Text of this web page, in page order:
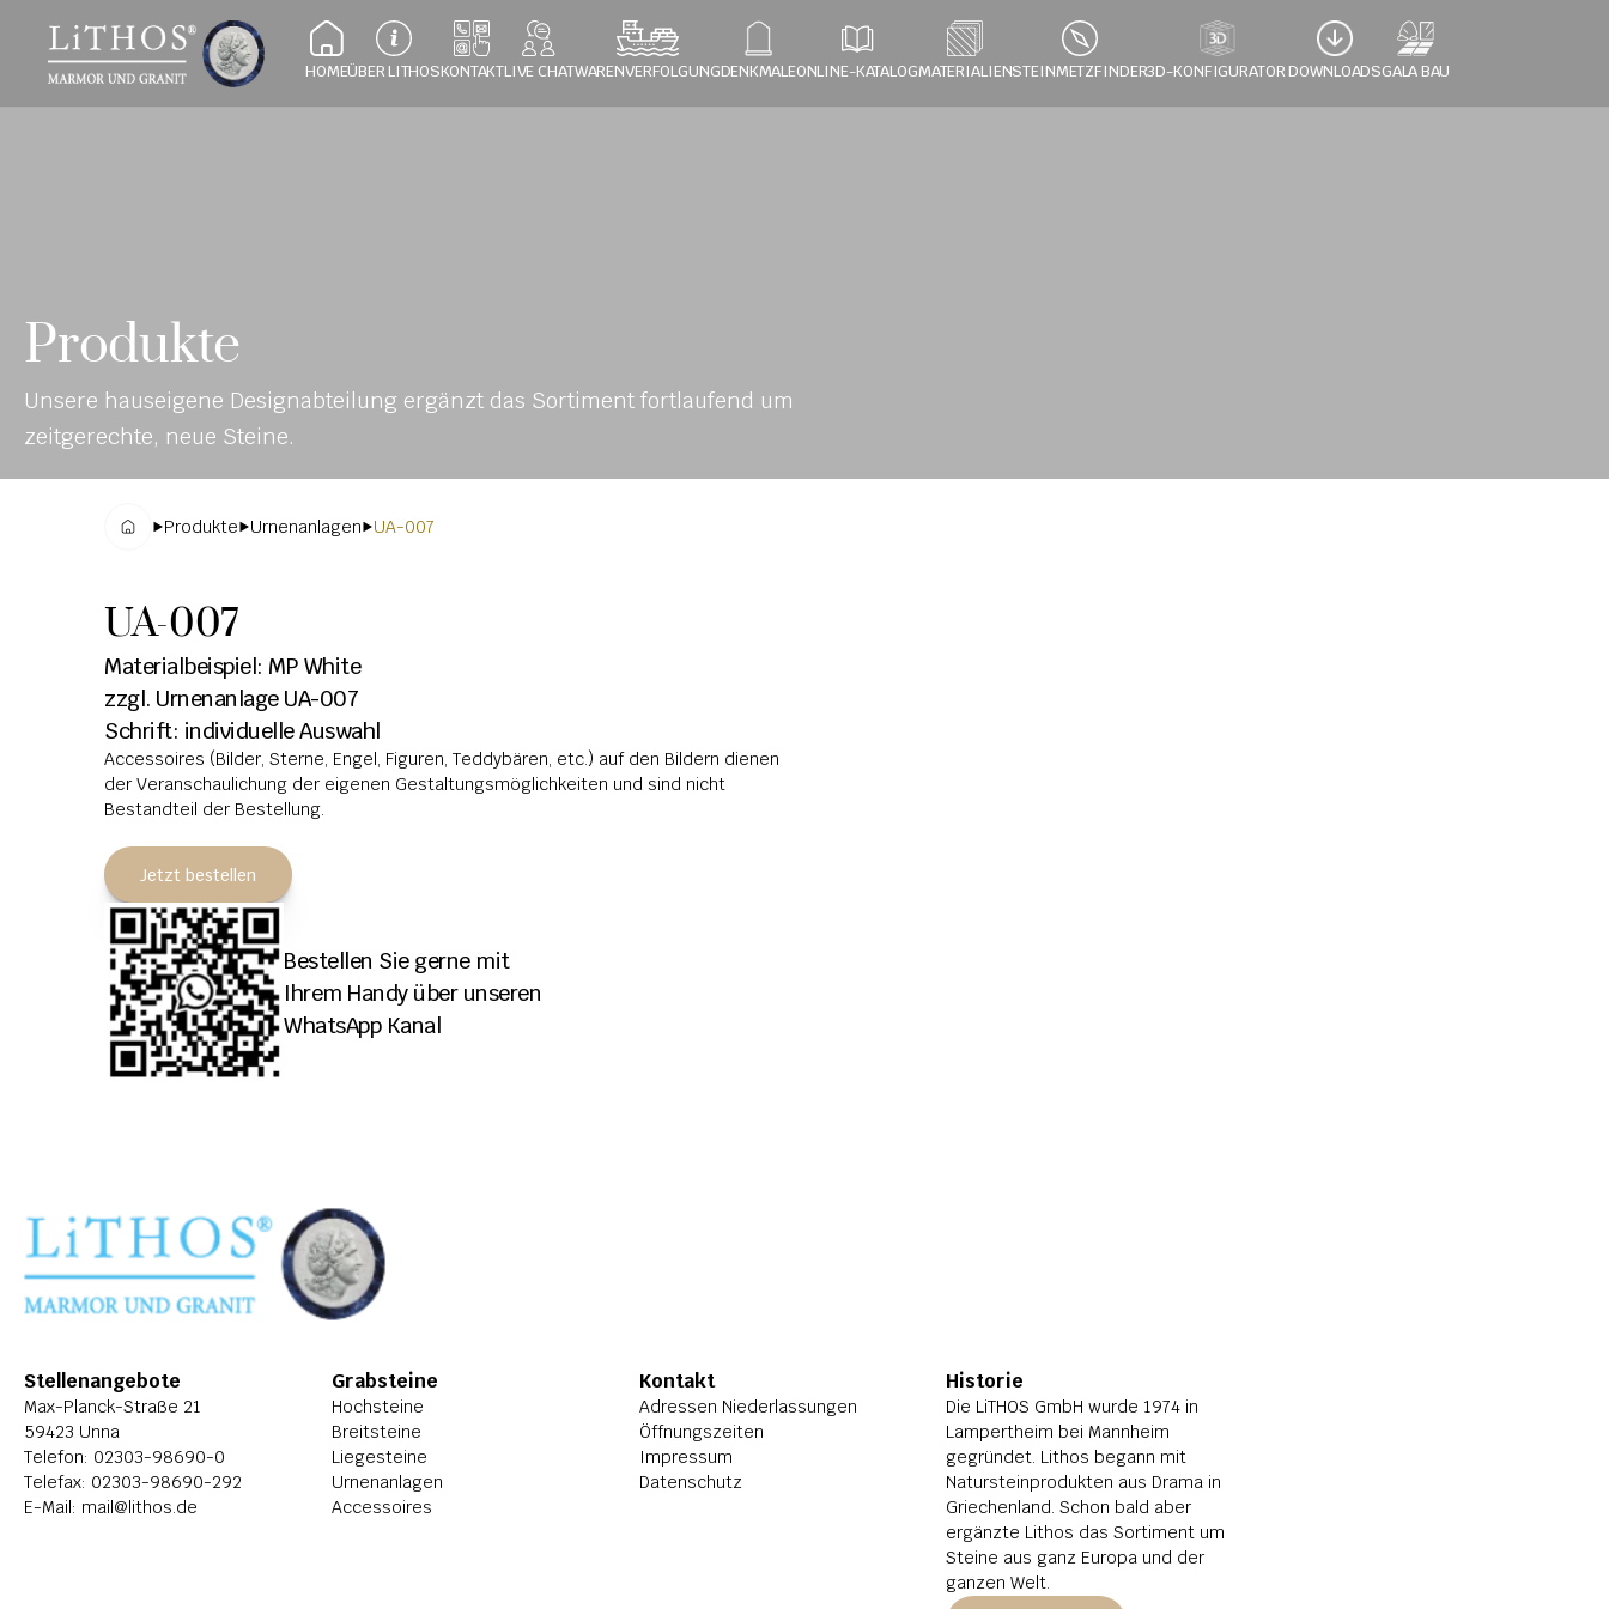
HOMEÜBER LITHOSKONTAKTLIVE CHATWARENVERFOLGUNGDENKMALEONLINE-KATALOGMATERIALIENSTEINMETZFINDER3D-KONFIGURATOR DOWNLOADSGALA BAU
Produkte
Unsere hauseigene Designabteilung ergänzt das Sortiment fortlaufend um
zeitgerechte, neue Steine.
Produkte Urnenanlagen UA-007
UA-007
Materialbeispiel: MP White
zzgl. Urnenanlage UA-007
Schrift: individuelle Auswahl
Accessoires (Bilder, Sterne, Engel, Figuren, Teddybären, etc.) auf den Bildern dienen
der Veranschaulichung der eigenen Gestaltungsmöglichkeiten und sind nicht
Bestandteil der Bestellung.
Jetzt bestellen
Bestellen Sie gerne mit
Ihrem Handy über unseren
WhatsApp Kanal
Stellenangebote
Max-Planck-Straße 21
59423 Unna
Telefon: 02303-98690-0
Telefax: 02303-98690-292
E-Mail: mail@lithos.de
Grabsteine
Hochsteine
Breitsteine
Liegesteine
Urnenanlagen
Accessoires
Kontakt
Adressen Niederlassungen
Öffnungszeiten
Impressum
Datenschutz
Historie
Die LiTHOS GmbH wurde 1974 in
Lampertheim bei Mannheim
gegründet. Lithos begann mit
Natursteinprodukten aus Drama in
Griechenland. Schon bald aber
ergänzte Lithos das Sortiment um
Steine aus ganz Europa und der
ganzen Welt.